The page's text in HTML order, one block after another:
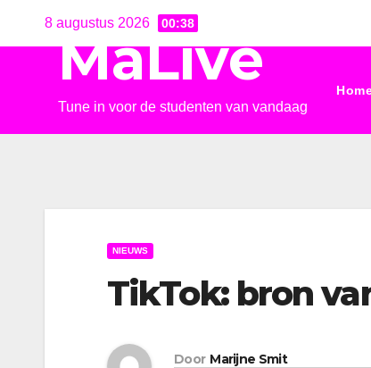
8 augustus 2026 00:38
MaLive
Tune in voor de studenten van vandaag
NIEUWS
TikTok: bron
Door Marijne Smit